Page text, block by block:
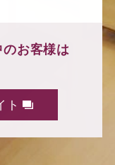
お客様は
ト